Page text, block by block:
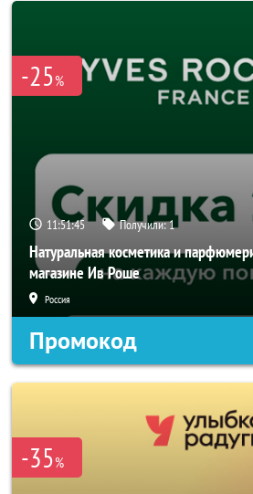
-25%
11:51:44 Получили:1
Натуральная косметика и
магазине Ив Роше
Россия
Промокод
-35%